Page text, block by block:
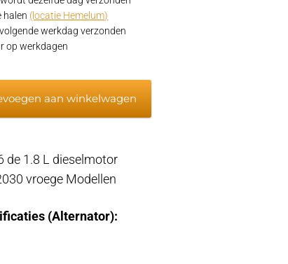
halen (locatie Hemelum)
werkdag verzonden
op werkdagen
aan winkelwagen
de 1.8 L dieselmotor
vroege Modellen
(Alternator):